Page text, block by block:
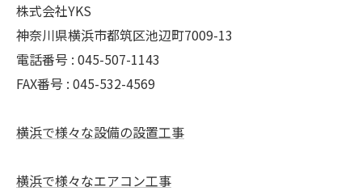
株式会社YKS
神奈川県横浜市都筑区池辺町7009-13
電話番号 : 045-507-1143
FAX番号 : 045-532-4569
横浜で様々な設備の設置工事
横浜で様々なエアコン工事